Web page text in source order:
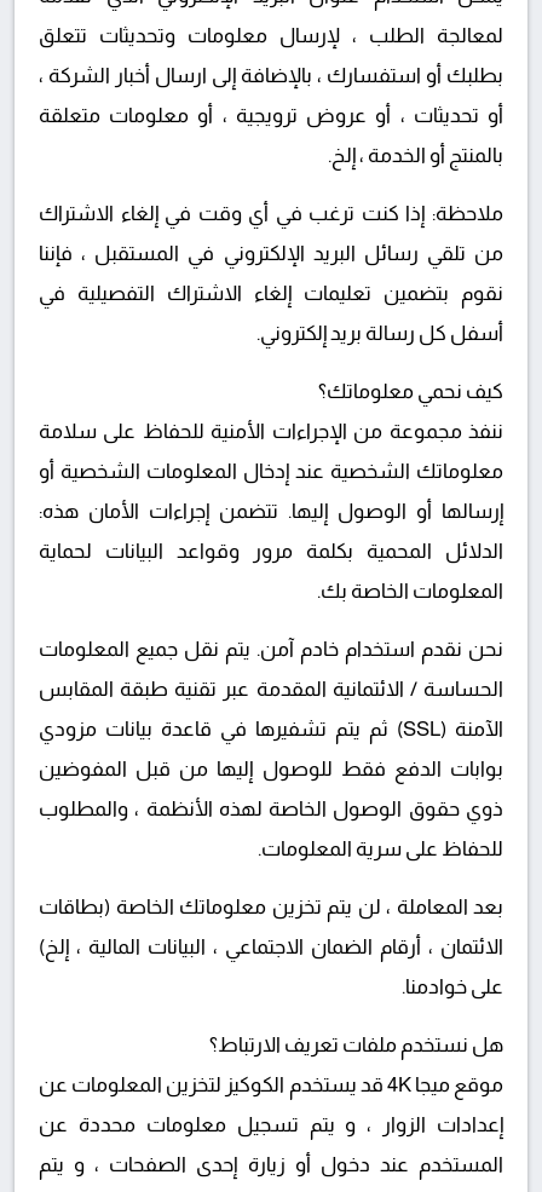
لمعالجة الطلب ، لإرسال معلومات وتحديثات تتعلق
بطلبك أو استفسارك ، بالإضافة إلى ارسال أخبار الشركة ،
أو تحديثات ، أو عروض ترويجية ، أو معلومات متعلقة
بالمنتج أو الخدمة ، إلخ.
ملاحظة: إذا كنت ترغب في أي وقت في إلغاء الاشتراك
من تلقي رسائل البريد الإلكتروني في المستقبل ، فإننا
نقوم بتضمين تعليمات إلغاء الاشتراك التفصيلية في
أسفل كل رسالة بريد إلكتروني.
كيف نحمي معلوماتك؟
ننفذ مجموعة من الإجراءات الأمنية للحفاظ على سلامة
معلوماتك الشخصية عند إدخال المعلومات الشخصية أو
إرسالها أو الوصول إليها. تتضمن إجراءات الأمان هذه:
الدلائل المحمية بكلمة مرور وقواعد البيانات لحماية
المعلومات الخاصة بك.
نحن نقدم استخدام خادم آمن. يتم نقل جميع المعلومات
الحساسة / الائتمانية المقدمة عبر تقنية طبقة المقابس
الآمنة (SSL) ثم يتم تشفيرها في قاعدة بيانات مزودي
بوابات الدفع فقط للوصول إليها من قبل المفوضين
ذوي حقوق الوصول الخاصة لهذه الأنظمة ، والمطلوب
للحفاظ على سرية المعلومات.
بعد المعاملة ، لن يتم تخزين معلوماتك الخاصة (بطاقات
الائتمان ، أرقام الضمان الاجتماعي ، البيانات المالية ، إلخ)
على خوادمنا.
هل نستخدم ملفات تعريف الارتباط؟
موقع ميجا 4K قد يستخدم الكوكيز لتخزين المعلومات عن
إعدادات الزوار ، و يتم تسجيل معلومات محددة عن
المستخدم عند دخول أو زيارة إحدى الصفحات ، و يتم